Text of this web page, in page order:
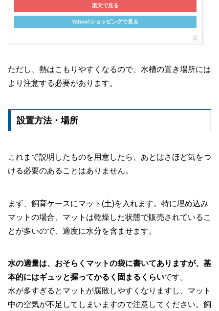
楽天で見る
Yahoo!ショッピングで見る
ただし、熱はこもりやすくなるので、水槽の置き場所には
より注意する必要があります。
設置方法・場所
これまで説明したものを用意したら、あとはさほど気をつ
ける必要のあることはありません。
まず、飼育ケースにマット(土)を入れます。特に埋め込み
マットの場合、マットは乾燥した状態で販売されているこ
とが多いので、適度に水分を含ませます。
水の適量は、おそらくマットの袋に書いてありますが、基
本的にはギュッと握ってかるく固まるくらいです。
水が多すぎるとマットが腐敗しやすくなりますし、マット
中の空気が不足してしまいますので注意してください。飼